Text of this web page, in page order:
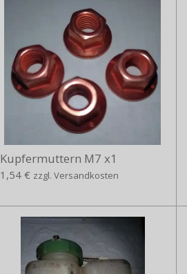
Kupfermuttern M7 x1
1,54 € zzgl. Versandkosten